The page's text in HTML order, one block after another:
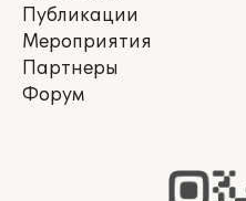
Публикации
Мероприятия
Партнеры
Форум